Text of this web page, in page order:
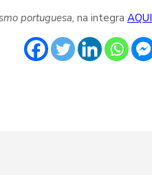
portuguesa, na integra AQUI